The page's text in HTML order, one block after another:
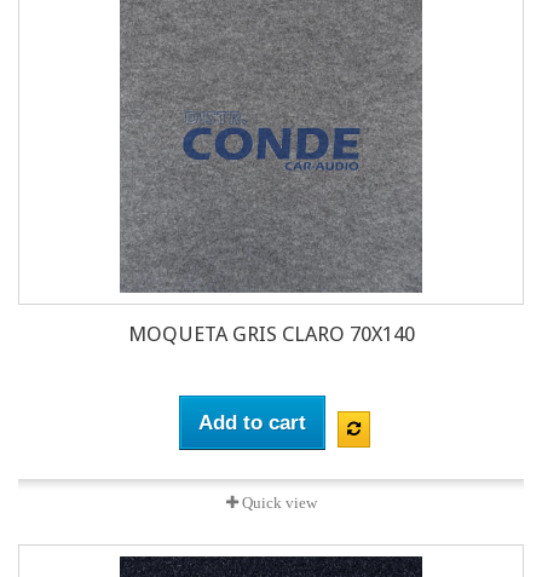
MOQUETA GRIS CLARO 70X140
Add to cart
Quick view